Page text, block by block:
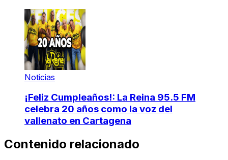
Noticias
¡Feliz Cumpleaños!: La Reina 95.5 FM
celebra 20 años como la voz del
vallenato en Cartagena
Contenido relacionado